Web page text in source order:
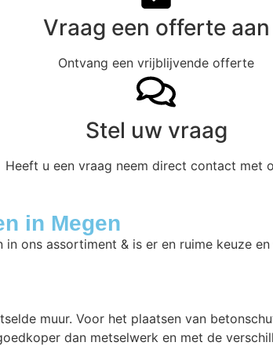
Vraag een offerte aan
Ontvang een vrijblijvende offerte
Stel uw vraag
Heeft u een vraag neem direct contact met
in Megen
ons assortiment & is er en ruime keuze
muur. Voor het plaatsen van
dan metselwerk en met de